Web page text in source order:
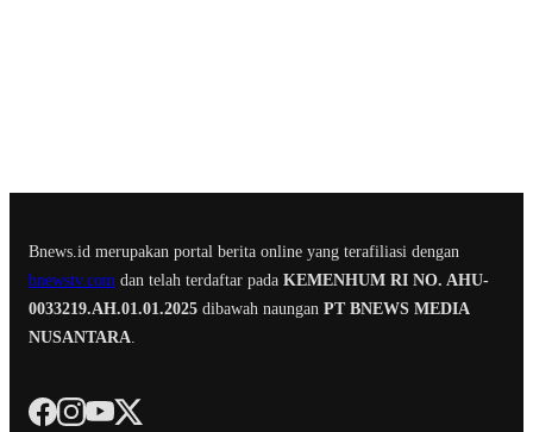
Bnews.id merupakan portal berita online yang terafiliasi dengan
bnewstv.com dan telah terdaftar pada KEMENHUM RI NO. AHU-
0033219.AH.01.01.2025 dibawah naungan PT BNEWS MEDIA
NUSANTARA